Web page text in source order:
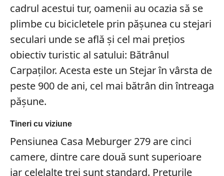
cadrul acestui tur, oamenii au ocazia să se
plimbe cu bicicletele prin pășunea cu stejari
seculari unde se află și cel mai prețios
obiectiv turistic al satului: Bătrânul
Carpaților. Acesta este un Stejar în vârsta de
peste 900 de ani, cel mai bătrân din întreaga
pășune.
Tineri cu viziune
Pensiunea Casa Meburger 279 are cinci
camere, dintre care două sunt superioare
iar celelalte trei sunt standard. Prețurile